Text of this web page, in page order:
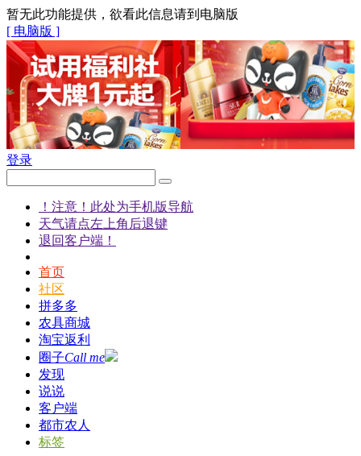
暂无此功能提供，欲看此信息请到电脑版
[ 电脑版 ]
登录
！注意！此处为手机版导航
天气请点左上角后退键
退回客户端！
首页
社区
拼多多
农具商城
淘宝返利
圈子Call me
发现
说说
客户端
都市农人
标签